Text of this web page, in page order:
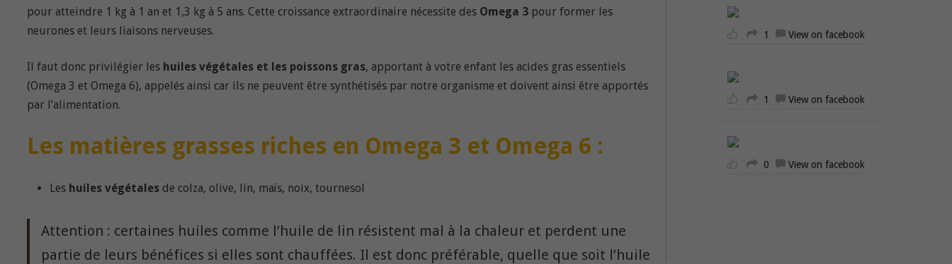
pour atteindre 1 kg à 1 an et 1,3 kg à 5 ans. Cette croissance extraordinaire nécessite des Omega 3pour former les
neurones et leurs liaisons nerveuses.
Il faut donc privilégier les huiles végétales et les poissons gras, apportant à votre enfant les acides gras essentiels
(Omega 3 et Omega 6), appelés ainsi car ils ne peuvent être synthétisés par notre organisme et doivent ainsi être apportés
par l’alimentation.
Les matières grasses riches en Omega 3 et Omega 6 :
Les huiles végétalesde colza, olive, lin, maïs, noix, tournesol
Attention : certaines huiles comme l’huile de lin résistent mal à la chaleur et perdent une
partie de leurs bénéfices si elles sont chauffées. Il est donc préférable, quelle que soit l’huile
1 View on facebook
1 View on facebook
0 View on facebook